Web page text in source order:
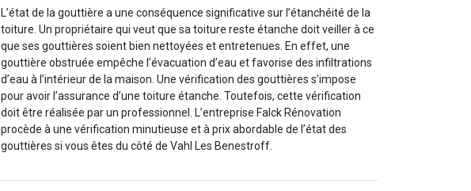
L’état de la gouttière a une conséquence significative sur l’étanchéité de la
toiture. Un propriétaire qui veut que sa toiture reste étanche doit veiller à ce
que ses gouttières soient bien nettoyées et entretenues. En effet, une
gouttière obstruée empêche l’évacuation d’eau et favorise des infiltrations
d’eau à l’intérieur de la maison. Une vérification des gouttières s’impose
pour avoir l’assurance d’une toiture étanche. Toutefois, cette vérification
doit être réalisée par un professionnel. L’entreprise Falck Rénovation
procède à une vérification minutieuse et à prix abordable de l’état des
gouttières si vous êtes du côté de Vahl Les Benestroff.